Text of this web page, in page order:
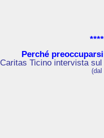
Perché
Caritas Ticino intervista
(dal